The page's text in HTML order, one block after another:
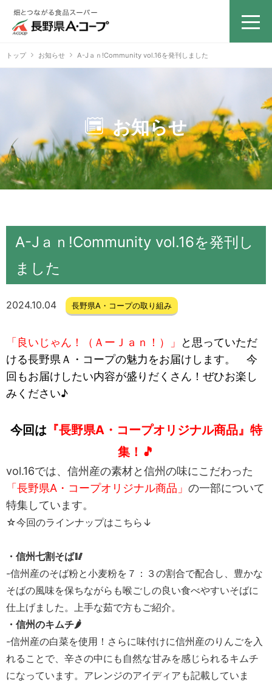
トップ お知らせ A-Jａｎ!Community vol.16を発刊しました
お知らせ
A-Jａｎ!Community vol.16を発刊し
ました
2024.10.04 長野県A・コープの取り組み
「良いじゃん！（ＡーＪａｎ！）」
と思っていただ
ける長野県Ａ・コープの魅力をお届けします。 今
回もお届けしたい内容が盛りだくさん！ぜひお楽し
みください♪
今回は『長野県A・コープオリジナル商品』特
集！🎵
vol.16では、信州産の素材と信州の味にこだわった
「長野県A・コープオリジナル商品」 の一部について
特集しています。
☆今回のラインナップはこちら↓
・信州七割そば🥢
-信州産のそば粉と小麦粉を７：３の割合で配合し、豊かな
そばの風味を保ちながらも喉ごしの良い食べやすいそばに
仕上げました。上手な茹で方もご紹介。
・信州のキムチ🌶️
-信州産の白菜を使用！さらに味付けに信州産のりんごを入
れることで、辛さの中にも自然な甘みを感じられるキムチ
になっています。アレンジのアイディアも記載していま